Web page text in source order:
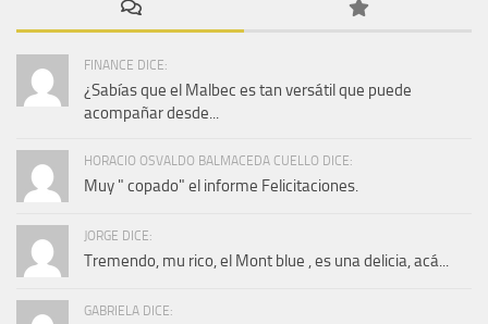
FINANCE DICE:
¿Sabías que el Malbec es tan versátil que puede
acompañar desde...
HORACIO OSVALDO BALMACEDA CUELLO DICE:
Muy " copado" el informe Felicitaciones.
JORGE DICE:
Tremendo, mu rico, el Mont blue , es una delicia, acá...
GABRIELA DICE: